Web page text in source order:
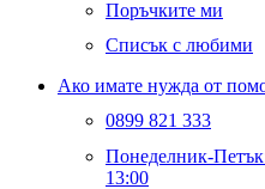
Поръчките ми
Списък с любими
Ако имате нужда от
0899 821 333
Понеделник-
13:00